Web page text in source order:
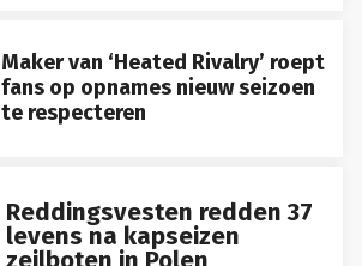
Maker van ‘Heated Rivalry’ roept
fans op opnames nieuw seizoen
te respecteren
Reddingsvesten redden 37
levens na kapseizen
zeilboten in Polen